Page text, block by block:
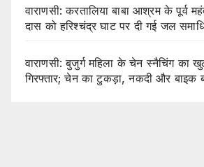
वाराणसी: करतालिया बाबा आश्रम के पूर्व
दास को हरिश्चंद्र घाट पर दी गई जल
वाराणसी: बुजुर्ग महिला के चेन स्नैचिंग का
गिरफ्तार; चेन का टुकड़ा, नकदी और बाइक